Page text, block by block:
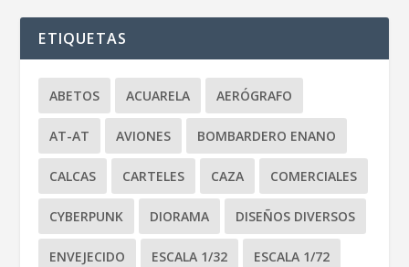
ETIQUETAS
ABETOS ACUARELA AERÓGRAFO
AT-AT AVIONES BOMBARDERO ENANO
CALCAS CARTELES CAZA COMERCIALES
CYBERPUNK DIORAMA DISEÑOS DIVERSOS
ENVEJECIDO ESCALA 1/32 ESCALA 1/72